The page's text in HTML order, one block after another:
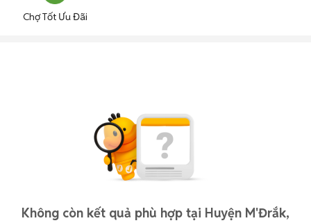
Chợ Tốt Ưu Đãi
Không còn kết quả phù hợp tại Huyện M'Đrắk,